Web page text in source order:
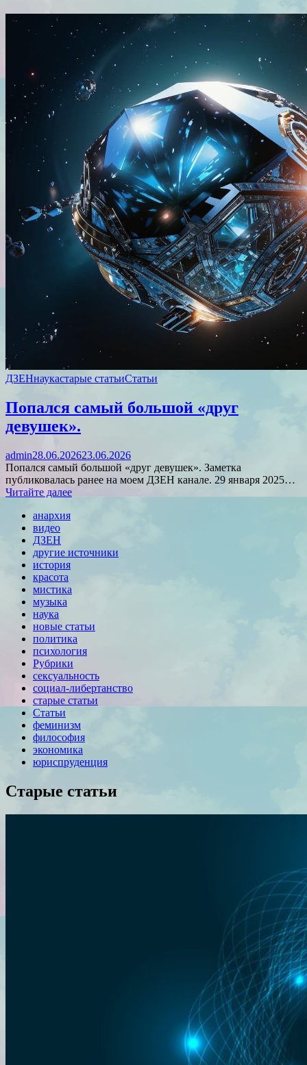
ДЗЕНнаукастарые статьиСтатьи
Попался самый большой «друг
девушек».
admin28.06.202623.06.2026
Попался самый большой «друг девушек». Заметка
публиковалась ранее на моем ДЗЕН канале. 29 января 2025…
Читайте далее
анархия
видео
ДЗЕН
другие источники
история
красота
мистика
музыка
наука
новые статьи
политика
психология
Рубрики
сексуальность
социал-либертанство
старые статьи
Статьи
феминизм
философия
экономика
юриспруденция
Старые статьи